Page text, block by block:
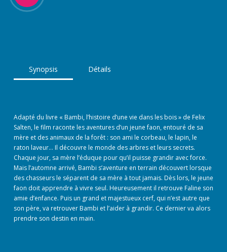
Synopsis Détails
Adapté du livre « Bambi, l’histoire d’une vie dans les bois » de Felix
Salten, le film raconte les aventures d’un jeune faon, entouré de sa
mère et des animaux de la forêt : son ami le corbeau, le lapin, le
raton laveur… Il découvre le monde des arbres et leurs secrets.
Chaque jour, sa mère l’éduque pour qu’il puisse grandir avec force.
Mais l’automne arrivé, Bambi s’aventure en terrain découvert lorsque
des chasseurs le séparent de sa mère à tout jamais. Dès lors, le jeune
faon doit apprendre à vivre seul. Heureusement il retrouve Faline son
amie d’enfance. Puis un grand et majestueux cerf, qui n’est autre que
son père, va retrouver Bambi et l’aider à grandir. Ce dernier va alors
prendre son destin en main.